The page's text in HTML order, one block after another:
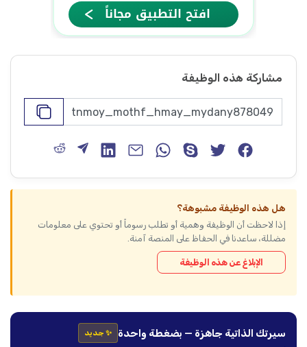
مشاركة هذه الوظيفة
هل هذه الوظيفة مشبوهة؟
إذا لاحظت أن الوظيفة وهمية أو تطلب رسوماً أو تحتوي على معلومات
مضللة، ساعدنا في الحفاظ على المنصة آمنة.
الإبلاغ عن هذه الوظيفة
سيرتك الذاتية جاهزة — بضغطة واحدة ✨ جديد